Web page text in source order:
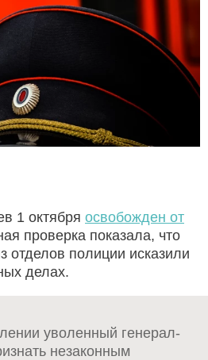
1 октября освобожден от
проверка показала, что
отделов полиции исказили
делах.
уволенный генерал-
незаконным